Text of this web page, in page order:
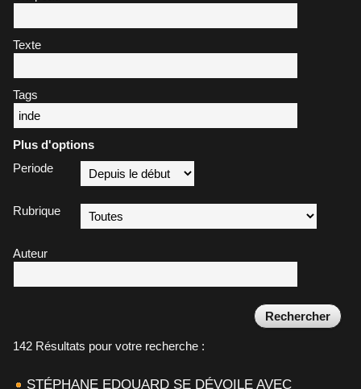
Texte
Tags
Plus d'options
Periode
Rubrique
Auteur
142 Résultats pour votre recherche :
STÉPHANE EDOUARD SE DÉVOILE AVEC